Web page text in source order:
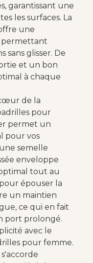
garantissant une
les surfaces. La
une
permettant
sans glisser. De
et un bon
à chaque
de la
pour
permet un
pour vos
semelle
enveloppe
tout au
épouser la
un maintien
ce qui en fait
port prolongé.
avec le
pour femme.